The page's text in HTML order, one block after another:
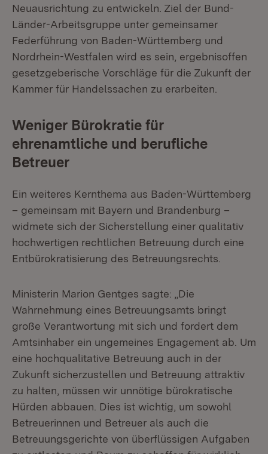
Neuausrichtung zu entwickeln. Ziel der Bund-
Länder-Arbeitsgruppe unter gemeinsamer
Federführung von Baden-Württemberg und
Nordrhein-Westfalen wird es sein, ergebnisoffen
gesetzgeberische Vorschläge für die Zukunft der
Kammer für Handelssachen zu erarbeiten.
Weniger Bürokratie für
ehrenamtliche und berufliche
Betreuer
Ein weiteres Kernthema aus Baden-Württemberg
– gemeinsam mit Bayern und Brandenburg –
widmete sich der Sicherstellung einer qualitativ
hochwertigen rechtlichen Betreuung durch eine
Entbürokratisierung des Betreuungsrechts.
Ministerin Marion Gentges sagte: „Die
Wahrnehmung eines Betreuungsamts bringt
große Verantwortung mit sich und fordert dem
Amtsinhaber ein ungemeines Engagement ab. Um
eine hochqualitative Betreuung auch in der
Zukunft sicherzustellen und Betreuung attraktiv
zu halten, müssen wir unnötige bürokratische
Hürden abbauen. Dies ist wichtig, um sowohl
Betreuerinnen und Betreuer als auch die
Betreuungsgerichte von überflüssigen Aufgaben